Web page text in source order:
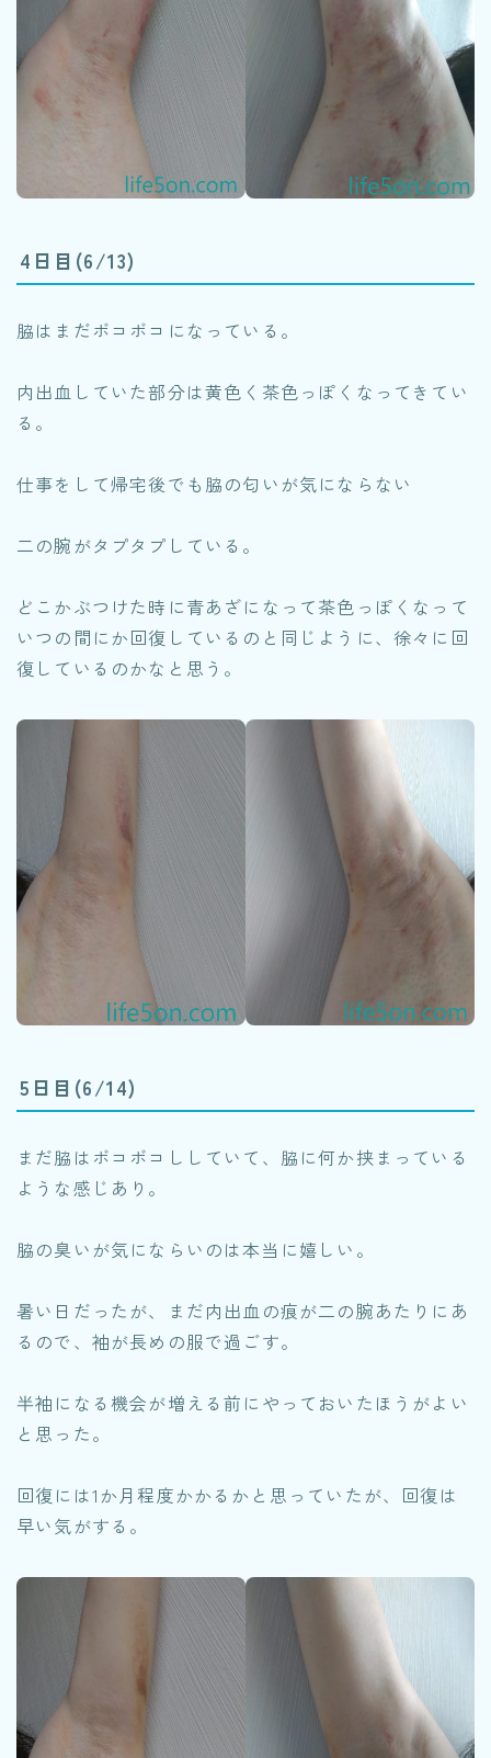
4日目(6/13)
脇はまだボコボコになっている。
内出血していた部分は黄色く茶色っぽくなってきてい
る。
仕事をして帰宅後でも脇の匂いが気にならない
二の腕がタプタプしている。
どこかぶつけた時に青あざになって茶色っぽくなって
いつの間にか回復しているのと同じように、徐々に回
復しているのかなと思う。
5日目(6/14)
まだ脇はボコボコししていて、脇に何か挟まっている
ような感じあり。
脇の臭いが気にならいのは本当に嬉しい。
暑い日だったが、まだ内出血の痕が二の腕あたりにあ
るので、袖が長めの服で過ごす。
半袖になる機会が増える前にやっておいたほうがよい
と思った。
回復には1か月程度かかるかと思っていたが、回復は
早い気がする。